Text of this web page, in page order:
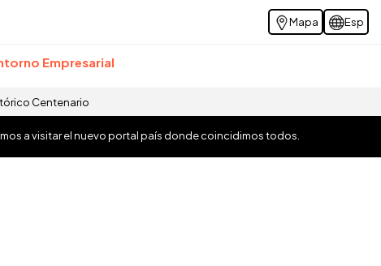
Mapa Esp
Empresarial
Centenario
a visitar el nuevo portal país donde coincidimos todos.